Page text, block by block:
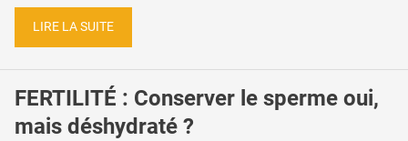
LIRE LA SUITE
FERTILITÉ : Conserver le sperme oui,
mais déshydraté ?